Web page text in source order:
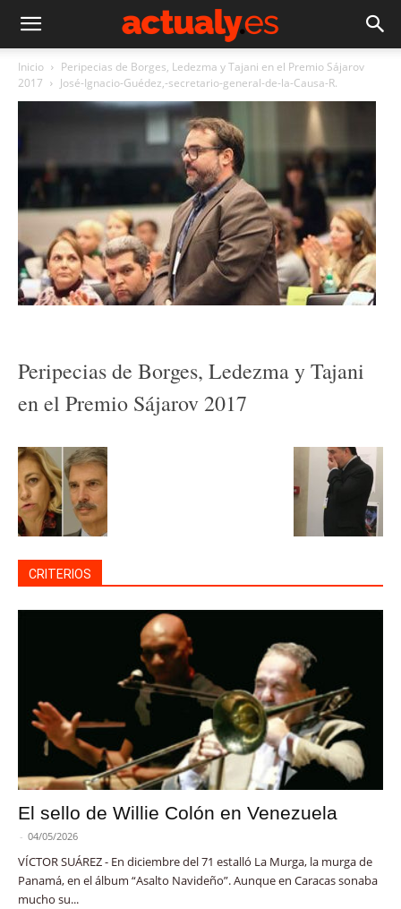
Inicio
Peripecias de Borges, Ledezma y Tajani en el Premio Sájarov
2017
José-Ignacio-Guédez,-secretario-general-de-la-Causa-R.
Peripecias de Borges, Ledezma y Tajani
en el Premio Sájarov 2017
CRITERIOS
El sello de Willie Colón en Venezuela
- 04/05/2026
VÍCTOR SUÁREZ - En diciembre del 71 estalló La Murga, la murga de
Panamá, en el álbum “Asalto Navideño”. Aunque en Caracas sonaba
mucho su...